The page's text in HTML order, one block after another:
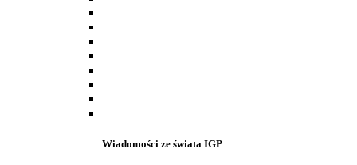
Wiadomości ze świata IGP